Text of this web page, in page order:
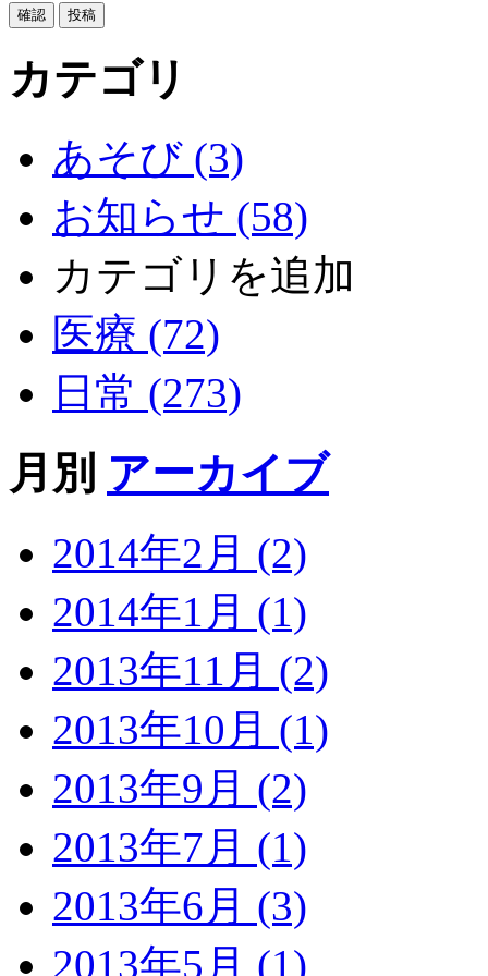
カテゴリ
あそび (3)
お知らせ (58)
カテゴリを追加
医療 (72)
日常 (273)
月別 アーカイブ
2014年2月 (2)
2014年1月 (1)
2013年11月 (2)
2013年10月 (1)
2013年9月 (2)
2013年7月 (1)
2013年6月 (3)
2013年5月 (1)